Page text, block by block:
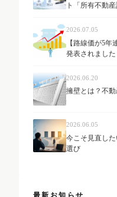
ト「所有不動
2026.07.05
【路線価が5
発表されました
2026.06.20
擁壁とは？不
2026.06.05
今こそ見直し
選び
最新お知らせ